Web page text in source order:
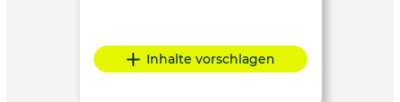
Inhalte vorschlagen